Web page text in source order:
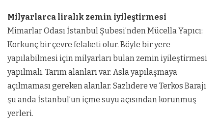
Milyarlarca liralık zemin iyileştirmesi
Mimarlar Odası İstanbul Şubesi’nden Mücella Yapıcı:
Korkunç bir çevre felaketi olur. Böyle bir yere
yapılabilmesi için milyarları bulan zemin iyileştirmesi
yapılmalı. Tarım alanları var. Asla yapılaşmaya
açılmaması gereken alanlar. Sazlıdere ve Terkos Barajı
şu anda İstanbul’un içme suyu açısından korunmuş
yerleri.